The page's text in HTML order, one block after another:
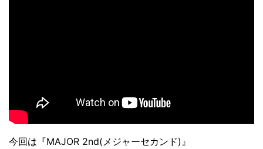
今回は『MAJOR 2nd(メジャーセカンド)』